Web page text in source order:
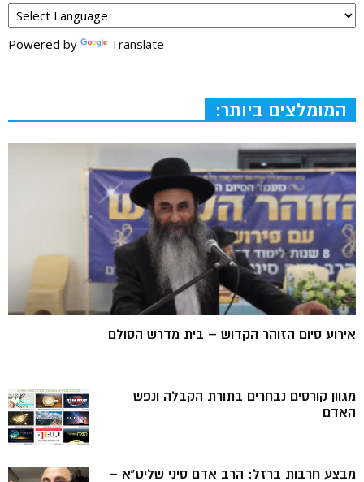
Powered by Translate
המומלצים ביותר:
אירוע סיום הזוהר הקדוש – בית מדרש הסולם
מגוון קורסים נבחרים בתורת הקבלה ונפש
האדם
מבצע חרבות ברזל: הרב אדם סיני שליט”א –